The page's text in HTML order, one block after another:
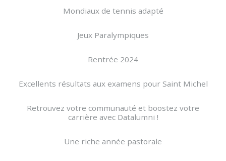
Mondiaux de tennis adapté
Jeux Paralympiques
Rentrée 2024
Excellents résultats aux examens pour Saint Michel
Retrouvez votre communauté et boostez votre
carrière avec Datalumni !
Une riche année pastorale